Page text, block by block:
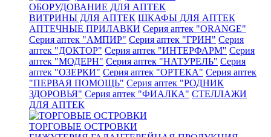
ОБОРУДОВАНИЕ ДЛЯ АПТЕК
ВИТРИНЫ ДЛЯ АПТЕК ШКАФЫ ДЛЯ АПТЕК
АПТЕЧНЫЕ ПРИЛАВКИ Серия аптек "ORANGE"
Серия аптек "АМПИР" Серия аптек "ГРИН" Серия
аптек "ДОКТОР" Серия аптек "ИНТЕРФАРМ" Серия
аптек "МОДЕРН" Серия аптек "НАТУРЕЛЬ" Серия
аптек "ОЗЕРКИ" Серия аптек "ОРТЕКА" Серия аптек
"ПЕРВАЯ ПОМОЩЬ" Серия аптек "РОДНИК
ЗДОРОВЬЯ" Серия аптек "ФИАЛКА" СТЕЛЛАЖИ
ДЛЯ АПТЕК
ТОРГОВЫЕ ОСТРОВКИ